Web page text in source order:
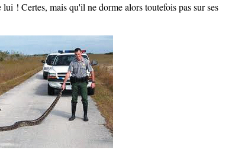
! Certes, mais qu'il ne dorme alors toutefois pas sur ses